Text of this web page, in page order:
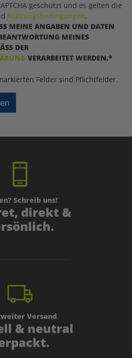
geschützt und es gelten die
Nutzungsbedingungen.
MEINE ANGABEN UND DATEN
MEINES
DER
VERARBEITET WERDEN.*
Felder sind Pflichtfelder.
Schreib uns!
direkt &
Versand
& neutral